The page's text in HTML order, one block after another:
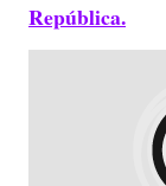
República.